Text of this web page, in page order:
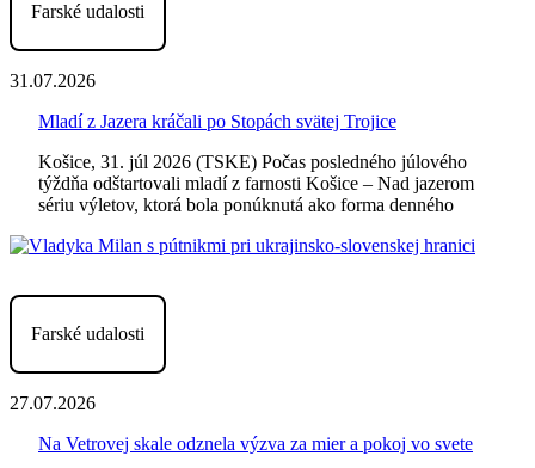
Farské udalosti
31.07.2026
Mladí z Jazera kráčali po Stopách svätej Trojice
Košice, 31. júl 2026 (TSKE) Počas posledného júlového
týždňa odštartovali mladí z farnosti Košice – Nad jazerom
sériu výletov, ktorá bola ponúknutá ako forma denného
Farské udalosti
27.07.2026
Na Vetrovej skale odznela výzva za mier a pokoj vo svete